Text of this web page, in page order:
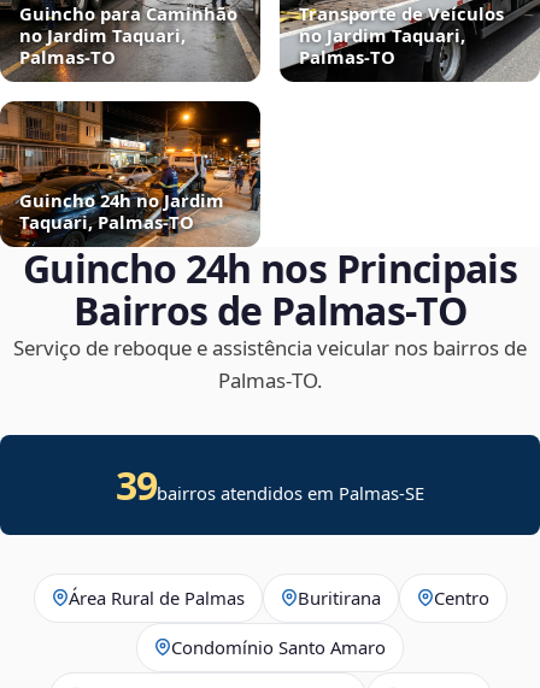
Guincho para Caminhão
no Jardim Taquari,
Palmas‑TO
Transporte de Veículos
no Jardim Taquari,
Palmas‑TO
Guincho 24h no Jardim
Taquari, Palmas‑TO
Guincho 24h nos Principais
Bairros de Palmas‑TO
Serviço de reboque e assistência veicular nos bairros de
Palmas‑TO.
39bairros atendidos em Palmas-SE
Área Rural de Palmas Buritirana Centro
Condomínio Santo Amaro